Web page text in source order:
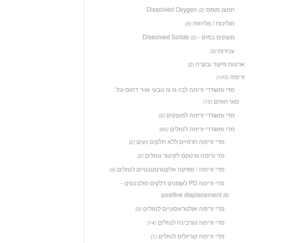
חמצן מומס Dissolved Oxygen (2)
מוליכות / מליחות (5)
מוצקים במים - Dissolved Solids (2)
עכירות (3)
ארונות פיקוד ובקרה (2)
זרימה (103)
מדי ומשדרי זרימה לביו גז גז טבעי אויר דחוס וכל
סוגי הגזים (15)
מדי ומשדרי זרימה למוצקים (2)
מדי ומשדרי זרימה לנוזלים (60)
מדי זרימה תרמיים ללא חלקים נעים (2)
מד זרימה וורטקס לקיטור ונוזלים (2)
מדי זרימה / ספיקה אלקטרומגנטיים לנוזלים (9)
מדי זרימה PD לשמנים דלקים סולבנטים -
positive displacement (8)
מדי זרימה אולטראסוניים לנוזלים (3)
מדי זרימה טורבינה לנוזלים (14)
מדי זרימה קוריוליס לנוזלים (1)